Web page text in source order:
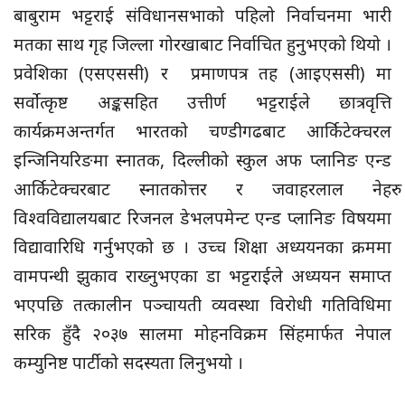
बाबुराम भट्टराई संविधानसभाको पहिलो निर्वाचनमा भारी
मतका साथ गृह जिल्ला गोरखाबाट निर्वाचित हुनुभएको थियो ।
प्रवेशिका (एसएससी) र प्रमाणपत्र तह (आइएससी) मा
सर्वाेत्कृष्ट अङ्कसहित उत्तीर्ण भट्टराईले छात्रवृत्ति
कार्यक्रमअन्तर्गत भारतको चण्डीगढबाट आर्किटेक्चरल
इन्जिनियरिङमा स्नातक, दिल्लीको स्कुल अफ प्लानिङ एन्ड
आर्किटेक्चरबाट स्नातकोत्तर र जवाहरलाल नेहरु
विश्वविद्यालयबाट रिजनल डेभलपमेन्ट एन्ड प्लानिङ विषयमा
विद्यावारिधि गर्नुभएको छ । उच्च शिक्षा अध्ययनका क्रममा
वामपन्थी झुकाव राख्नुभएका डा भट्टराईले अध्ययन समाप्त
भएपछि तत्कालीन पञ्चायती व्यवस्था विरोधी गतिविधिमा
सरिक हुँदै २०३७ सालमा मोहनविक्रम सिंहमार्फत नेपाल
कम्युनिष्ट पार्टीको सदस्यता लिनुभयो ।